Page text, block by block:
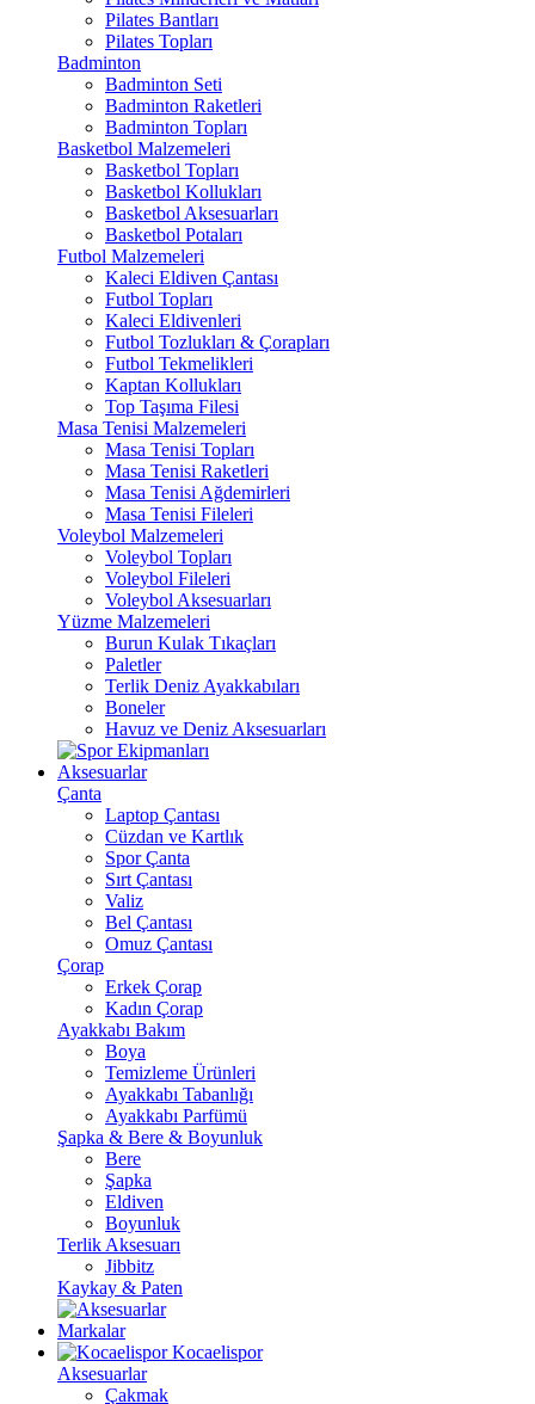
Pilates Bantları
Pilates Topları
Badminton
Badminton Seti
Badminton Raketleri
Badminton Topları
Basketbol Malzemeleri
Basketbol Topları
Basketbol Kollukları
Basketbol Aksesuarları
Basketbol Potaları
Futbol Malzemeleri
Kaleci Eldiven Çantası
Futbol Topları
Kaleci Eldivenleri
Futbol Tozlukları & Çorapları
Futbol Tekmelikleri
Kaptan Kollukları
Top Taşıma Filesi
Masa Tenisi Malzemeleri
Masa Tenisi Topları
Masa Tenisi Raketleri
Masa Tenisi Ağdemirleri
Masa Tenisi Fileleri
Voleybol Malzemeleri
Voleybol Topları
Voleybol Fileleri
Voleybol Aksesuarları
Yüzme Malzemeleri
Burun Kulak Tıkaçları
Paletler
Terlik Deniz Ayakkabıları
Boneler
Havuz ve Deniz Aksesuarları
Aksesuarlar
Çanta
Laptop Çantası
Cüzdan ve Kartlık
Spor Çanta
Sırt Çantası
Valiz
Bel Çantası
Omuz Çantası
Çorap
Erkek Çorap
Kadın Çorap
Ayakkabı Bakım
Boya
Temizleme Ürünleri
Ayakkabı Tabanlığı
Ayakkabı Parfümü
Şapka & Bere & Boyunluk
Bere
Şapka
Eldiven
Boyunluk
Terlik Aksesuarı
Jibbitz
Kaykay & Paten
Markalar
Kocaelispor
Aksesuarlar
Çakmak